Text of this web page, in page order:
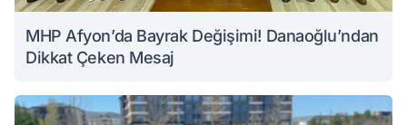
MHP Afyon’da Bayrak Değişimi! Danaoğlu’ndan
Dikkat Çeken Mesaj